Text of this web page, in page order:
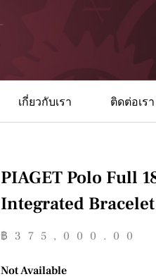
เกี่ยวกับเรา ติดต่อเรา
PIAGET Polo Full
Integrated Bracelet
฿ 375,000.00
Not Available